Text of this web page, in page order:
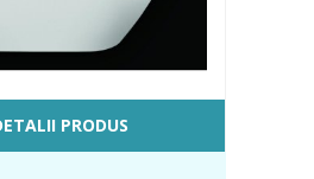
PRODUS